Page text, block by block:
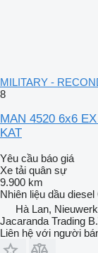
MILITARY -
8
MAN 4520 6x6
KAT
Yêu cầu báo giá
Xe tải quân sự
9.900 km
Nhiên liệu dầu diesel
Hà Lan,
Jacaranda Trading
Liên hệ với người